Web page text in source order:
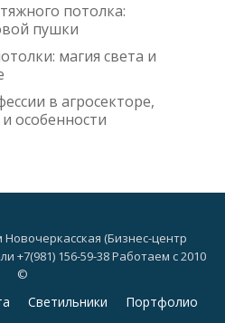
потолка:
пушки
магия света и
в агросекторе,
особенности
(Бизнес-центр
+7(981) 156-59-38 Работаем с 2010
©
Светильники Портфолио